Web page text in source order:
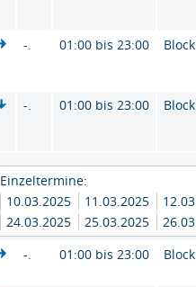
-. 01:00 bis 23:00 Block
-. 01:00 bis 23:00 Block
Einzeltermine:
10.03.2025
11.03.2025
24.03.2025
25.03.2025
-.
01:00 bis 23:00 Block